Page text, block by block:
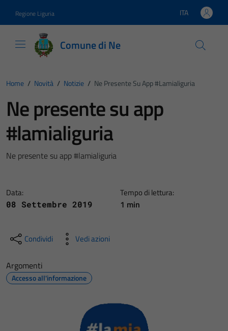
Regione Liguria Lingua attiva:
ITA
Comune di Ne
Home / Novità / Notizie / Ne Presente Su App #lamialiguria
Ne presente su app
#lamialiguria
Ne presente su app #lamialiguria
Data:
08 Settembre 2019
Tempo di lettura:
1 min
Condividi Vedi azioni
Argomenti
Accesso all'informazione